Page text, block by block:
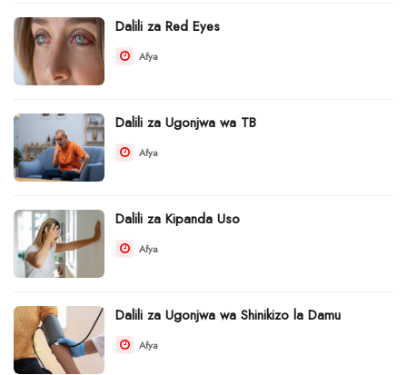
Dalili za Red Eyes
Afya
Dalili za Ugonjwa wa TB
Afya
Dalili za Kipanda Uso
Afya
Dalili za Ugonjwa wa Shinikizo la Damu
Afya